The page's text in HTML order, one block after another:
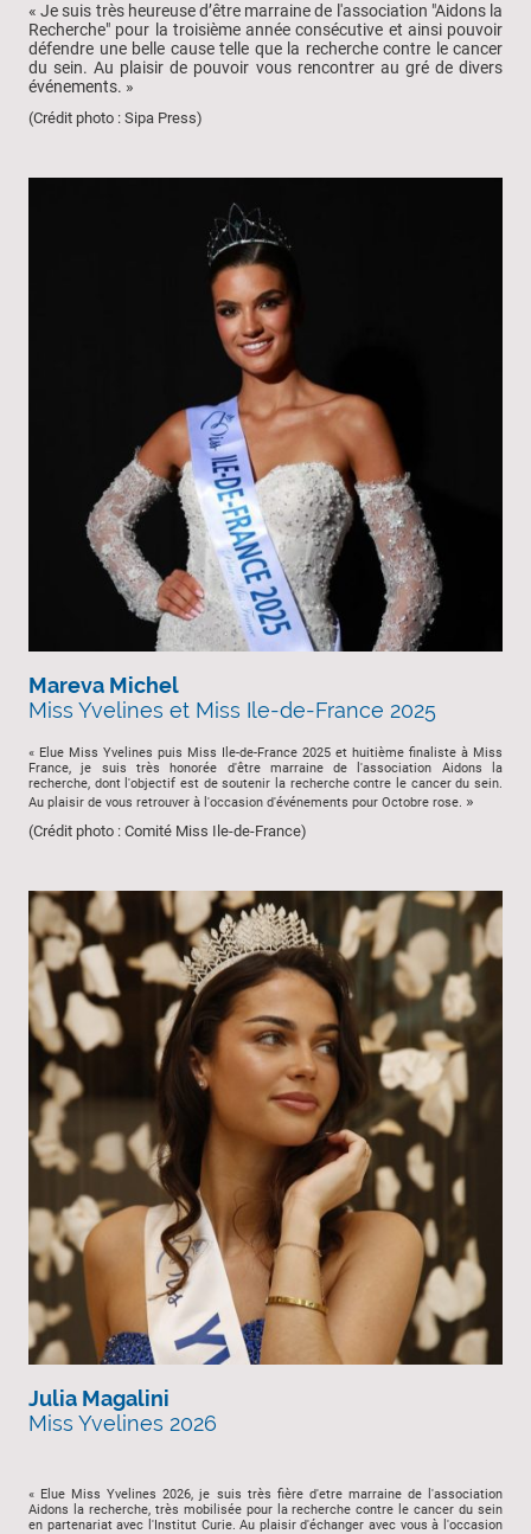
« Je suis très heureuse d’être marraine de l'association "Aidons la
Recherche" pour la troisième année consécutive et ainsi pouvoir
défendre une belle cause telle que la recherche contre le cancer
du sein. Au plaisir de pouvoir vous rencontrer au gré de divers
événements. »
(Crédit photo : Sipa Press)
Mareva Michel
Miss Yvelines et Miss Ile-de-France 2025
« Elue Miss Yvelines puis Miss Ile-de-France 2025 et huitième finaliste à Miss
France,
je suis très honorée d'être marraine de l'association Aidons la
recherche, dont l'objectif est de soutenir la recherche contre le cancer du sein.
Au plaisir de vous retrouver à l'occasion d'événements pour Octobre rose. »
(Crédit photo : Comité Miss Ile-de-France)
Julia Magalini
Miss Yvelines 2026
« Elue Miss Yvelines 2026, je suis très fière d'etre marraine de l'association
Aidons la recherche, très mobilisée pour la recherche contre le cancer du sein
en partenariat avec l'Institut Curie. Au plaisir d'échanger avec vous à l'occasion